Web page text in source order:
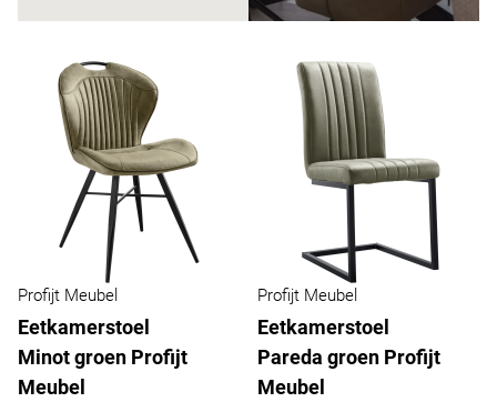
Profijt Meubel
Eetkamerstoel
Minot groen Profijt
Meubel
Profijt Meubel
Eetkamerstoel
Pareda groen Profijt
Meubel